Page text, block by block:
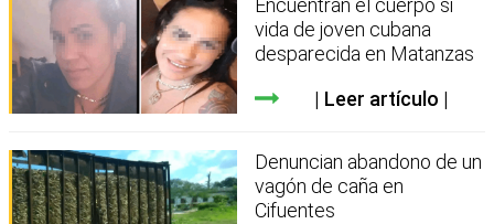
Encuentran el cuerpo si
vida de joven cubana
desparecida en Matanzas
Leer artículo
Denuncian abandono de un
vagón de caña en
Cifuentes